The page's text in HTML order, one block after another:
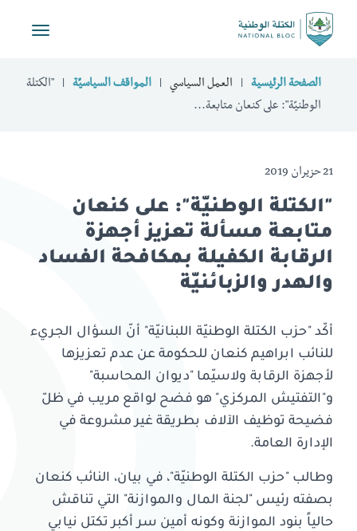
Toggle
الصفحة الرئيسية العمل السياسي المواقف السياسيّة
"الكتلة
الوطنيّة": على كنعان متابعة...
21 حزيران 2019
"الكتلة الوطنيّة": على كنعان
متابعة مسألة تعزيز أجهزة
الرقابة الكفيلة بمكافحة الفساد
والهدر والزبائنيّة
أكّد "حزب الكتلة الوطنيّة اللبنانيّة" أنّ السؤال الجريء
للنائب ابراهيم كنعان للحكومة عن عدم تعزيزها
لأجهزة الرقابة ولاسيّما "ديوان المحاسبة"
و"التفتيش المركزي" هو فضح لواقع مريب في ظلّ
فضيحة توظيف الآلاف بطريقة غير مشروعة في
الإدارة العامة.
وطالب "حزب الكتلة الوطنيّة"، في بيان، النائب كنعان
بصفته رئيس "لجنة المال والموازنة" التي تناقش
حالياً بنود الموازنة وكونه أمين سر أكبر تكتل نيابي